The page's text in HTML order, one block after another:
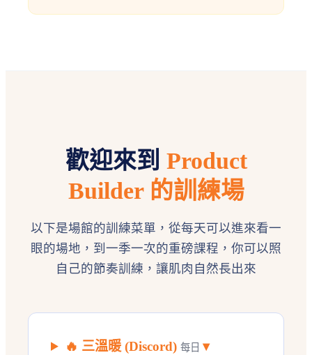
歡迎來到 Product
Builder 的訓練場
以下是場館的訓練菜單，從每天可以進來看一
眼的場地，到一季一次的重磅課程，你可以照
自己的節奏訓練，讓肌肉自然長出來
🔥 三溫暖 (Discord)每日▾